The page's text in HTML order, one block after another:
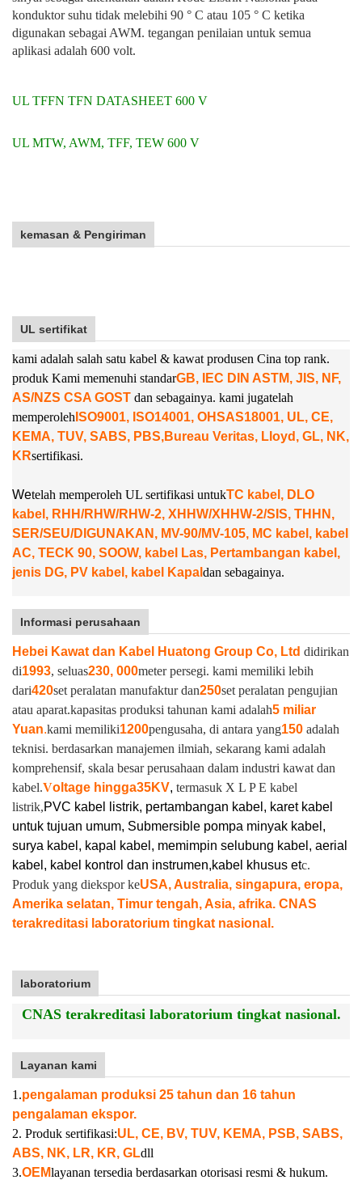
konduktor suhu tidak melebihi 90 ° C atau 105 ° C ketika
digunakan sebagai AWM. tegangan penilaian untuk semua
aplikasi adalah 600 volt.
UL TFFN TFN DATASHEET 600 V
UL MTW, AWM, TFF, TEW 600 V
kemasan & Pengiriman
UL sertifikat
kami adalah salah satu kabel & kawat produsen Cina top rank.
produk Kami memenuhi standarGB, IEC DIN ASTM, JIS, NF,
AS/NZS CSA GOST dan sebagainya. kami jugatelah
memperoleh ISO9001, ISO14001, OHSAS18001, UL, CE,
KEMA, TUV, SABS, PBS,Bureau Veritas, Lloyd, GL, NK,
KRsertifikasi.
Wetelah memperoleh UL sertifikasi untukTC kabel, DLO
kabel, RHH/RHW/RHW-2, XHHW/XHHW-2/SIS, THHN,
SER/SEU/DIGUNAKAN, MV-90/MV-105, MC kabel, kabel
AC, TECK 90, SOOW, kabel Las, Pertambangan kabel,
jenis DG, PV kabel, kabel Kapal dan sebagainya.
Informasi perusahaan
Hebei Kawat dan Kabel Huatong Group Co, Ltd didirikan
di1993, seluas230, 000meter persegi. kami memiliki lebih
dari420set peralatan manufaktur dan250set peralatan pengujian
atau aparat.kapasitas produksi tahunan kami adalah5 miliar
Yuan.kami memiliki1200pengusaha, di antara yang150 adalah
teknisi. berdasarkan manajemen ilmiah, sekarang kami adalah
komprehensif, skala besar perusahaan dalam industri kawat dan
kabel.Voltage hingga35KV, termasuk X L P E kabel
listrik,PVC kabel listrik, pertambangan kabel, karet kabel
untuk tujuan umum, Submersible pompa minyak kabel,
surya kabel, kapal kabel, memimpin selubung kabel, aerial
kabel, kabel kontrol dan instrumen,kabel khusus etc.
Produk yang diekspor keUSA, Australia, singapura, eropa,
Amerika selatan, Timur tengah, Asia, afrika. CNAS
terakreditasi laboratorium tingkat nasional.
laboratorium
CNAS terakreditasi laboratorium tingkat nasional.
Layanan kami
1.pengalaman produksi 25 tahun dan 16 tahun
pengalaman ekspor.
2. Produk sertifikasi:UL, CE, BV, TUV, KEMA, PSB, SABS,
ABS, NK, LR, KR, GLdll
3.OEMlayanan tersedia berdasarkan otorisasi resmi & hukum.